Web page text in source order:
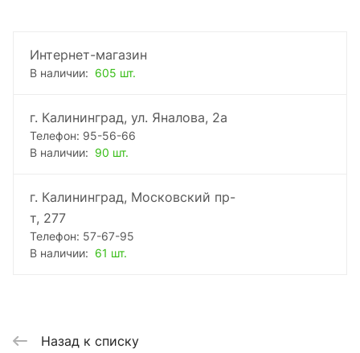
Интернет-магазин
В наличии: 605 шт.
г. Калининград, ул. Яналова, 2а
Телефон: 95-56-66
В наличии: 90 шт.
г. Калининград, Московский пр-
т, 277
Телефон: 57-67-95
В наличии: 61 шт.
Назад к списку